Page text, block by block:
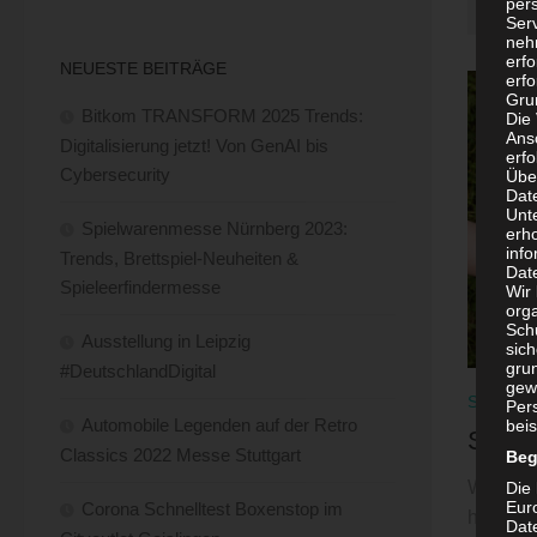
Wir
hast
NEUESTE BEITRÄGE
Bitkom TRANSFORM 2025 Trends:
Digitalisierung jetzt! Von GenAI bis
Cybersecurity
Spielwarenmesse Nürnberg 2023:
Trends, Brettspiel-Neuheiten &
Spieleerfindermesse
Ausstellung in Leipzig
#DeutschlandDigital
Automobile Legenden auf der Retro
Classics 2022 Messe Stuttgart
Corona Schnelltest Boxenstop im
Die
Wir
Die